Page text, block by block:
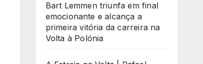
Bart Lemmen triunfa em final
emocionante e alcança a
primeira vitória da carreira na
Volta à Polónia